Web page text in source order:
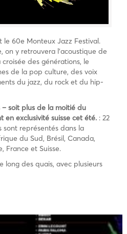
le 60e Monteux Jazz Festival.
on y retrouvera l’acoustique de
croisée des générations, le
de la pop culture, des voix
du jazz, du rock et du hip-
– soit plus de la moitié du
en exclusivité suisse cet été. : 22
sont représentés dans la
du Sud, Brésil, Canada,
France et Suisse.
long des quais, avec plusieurs